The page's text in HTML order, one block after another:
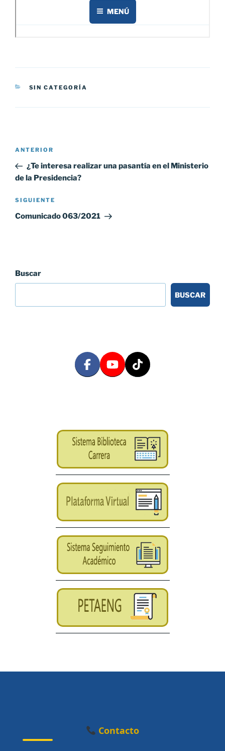
CATEGORÍAS
SIN CATEGORÍA
Navegación
entradas
Entrada
anterior:
ANTERIOR
¿Te interesa realizar una pasantía en el Ministerio
de la Presidencia?
Siguiente
entrada
SIGUIENTE
Comunicado 063/2021
Buscar
BUSCAR
Contacto